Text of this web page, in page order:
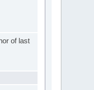
of last